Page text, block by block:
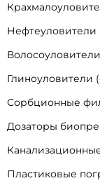
Нефтеуловители
Волосоуловители
Глиноуловители
Сорбционные
Дозаторы
Пластиковые